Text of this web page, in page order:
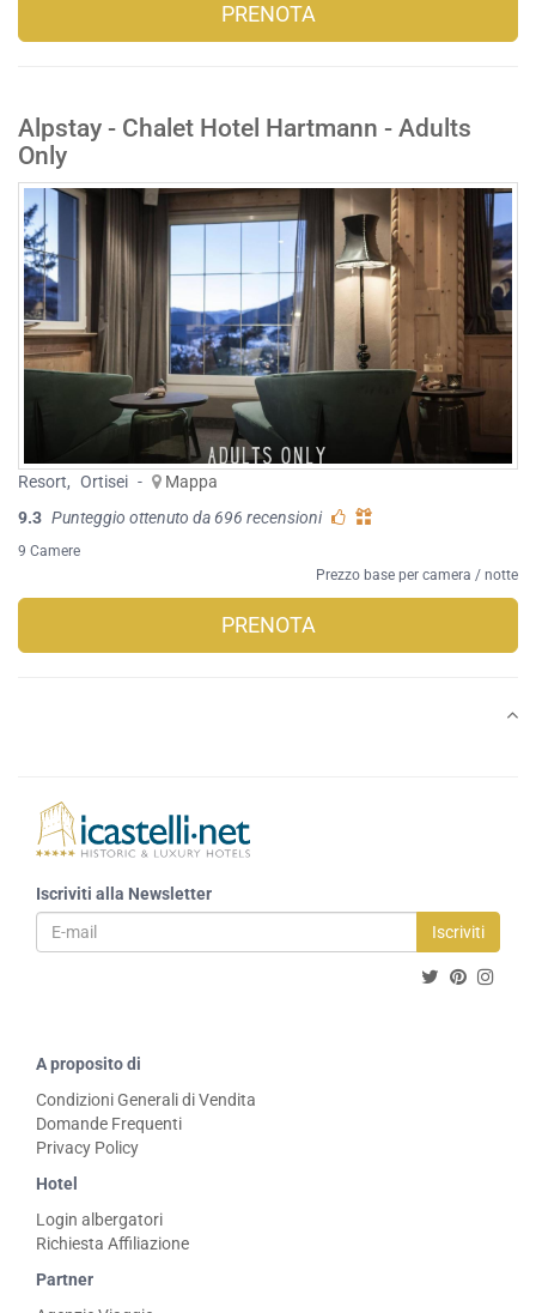
PRENOTA
Alpstay - Chalet Hotel Hartmann - Adults
Only
Resort, Ortisei -
Mappa
9.3 Punteggio ottenuto da 696 recensioni
9 Camere
Prezzo base per camera / notte
PRENOTA
Iscriviti alla Newsletter
Iscriviti
A proposito di
Condizioni Generali di Vendita
Domande Frequenti
Privacy Policy
Hotel
Login albergatori
Richiesta Affiliazione
Partner